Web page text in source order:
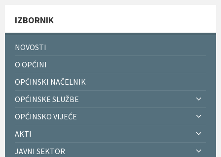
IZBORNIK
NOVOSTI
O OPĆINI
OPĆINSKI NAČELNIK
OPĆINSKE SLUŽBE
OPĆINSKO VIJEĆE
AKTI
JAVNI SEKTOR